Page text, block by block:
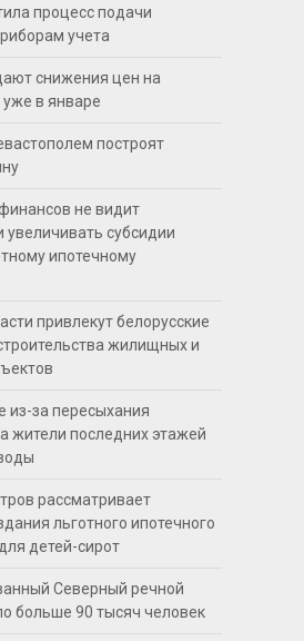
процесс подачи
учета
снижения цен на
в январе
построят
не видит
увеличивать субсидии
ипотечному
привлекут белорусские
жилищных и
из-за пересыхания
жители последних этажей
рассматривает
льготного ипотечного
детей-сирот
Северный речной
больше 90 тысяч человек